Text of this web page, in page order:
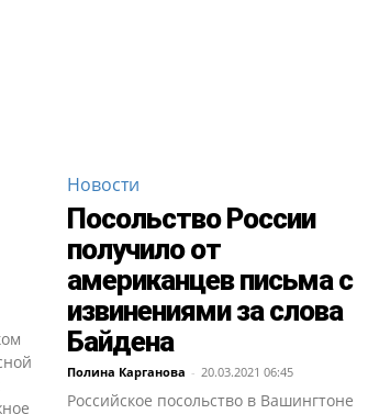
Новости
Посольство России
получило от
американцев письма с
извинениями за слова
Байдена
Полина Карганова - 20.03.2021 06:45
Российское посольство в Вашингтоне